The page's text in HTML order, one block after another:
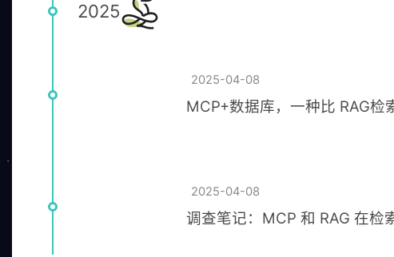
2025
2025-04-08
MCP+数据库，一种比 RAG检
2025-04-08
调查笔记：MCP 和 RAG 在检